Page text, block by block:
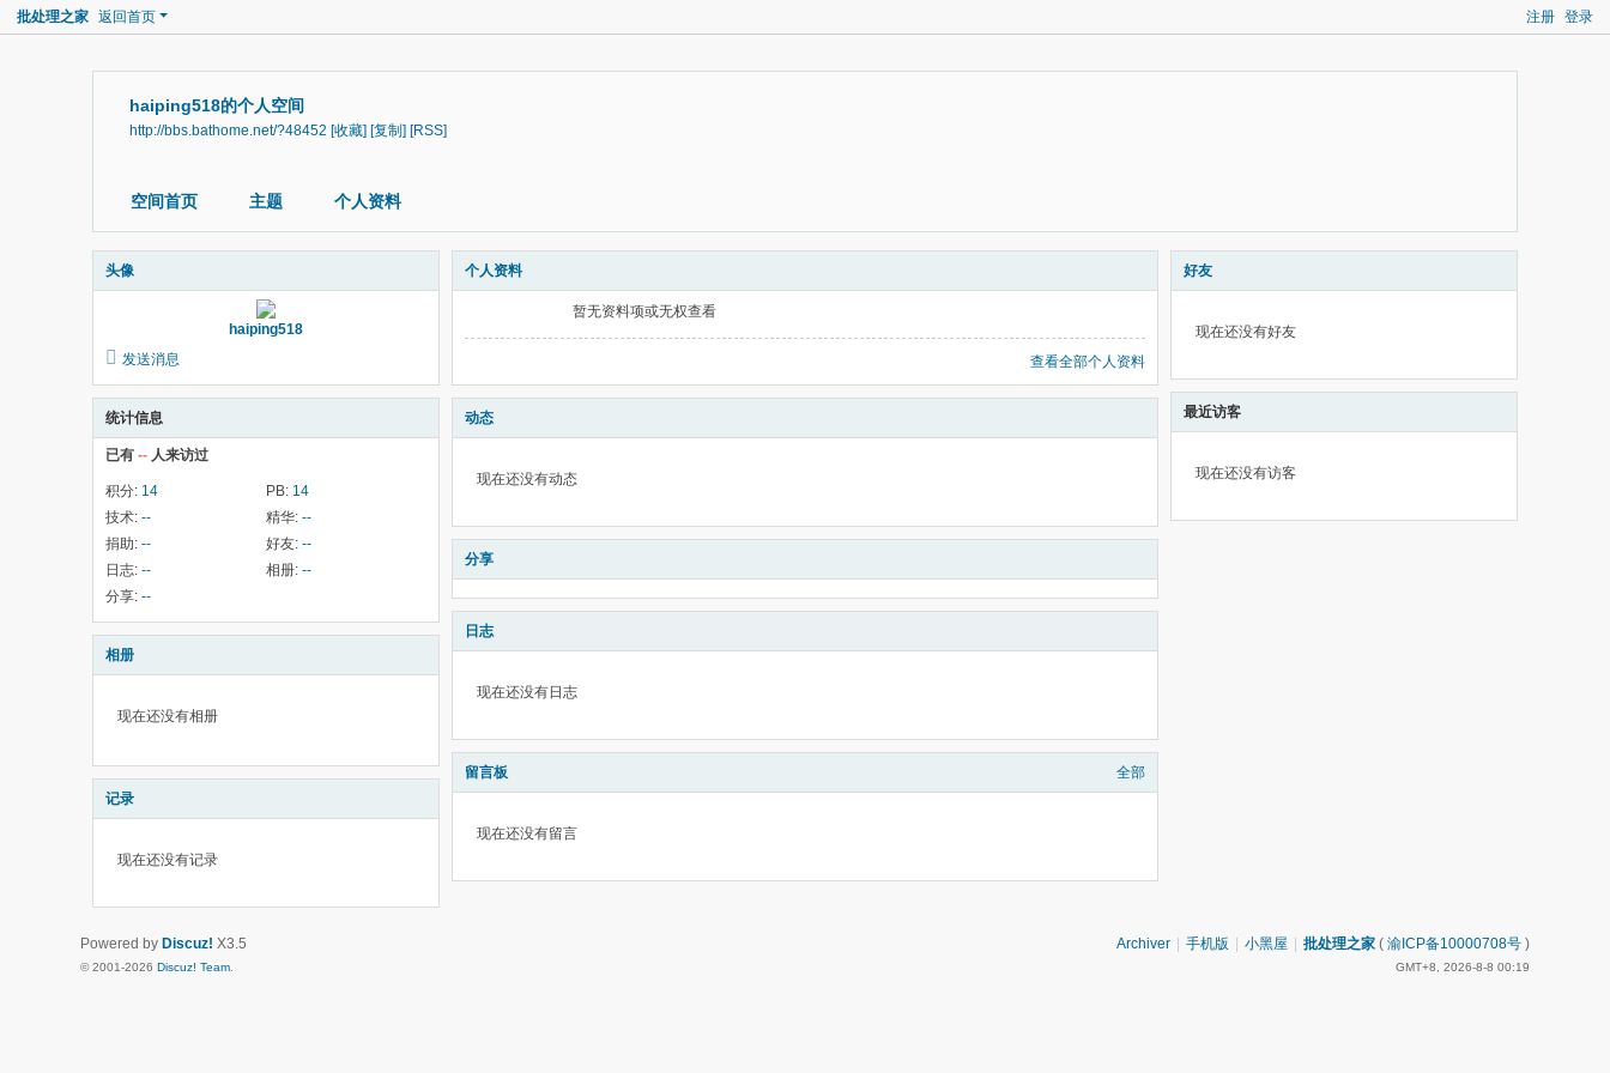
注册 登录
批处理之家 返回首页
haiping518的个人空间
http://bbs.bathome.net/?48452 [收藏] [复制] [RSS]
空间首页 主题 个人资料
头像
haiping518
发送消息
统计信息
已有 -- 人来访过
积分: 14 PB: 14
技术: -- 精华: --
捐助: -- 好友: --
日志: -- 相册: --
分享: --
相册
现在还没有相册
记录
现在还没有记录
个人资料
暂无资料项或无权查看
查看全部个人资料
动态
现在还没有动态
分享
日志
现在还没有日志
留言板 全部
现在还没有留言
好友
现在还没有好友
最近访客
现在还没有访客
Archiver 手机版 小黑屋 批处理之家 ( 渝ICP备10000708号 )
GMT+8, 2026-8-8 00:19
Powered by Discuz! X3.5
© 2001-2026 Discuz! Team